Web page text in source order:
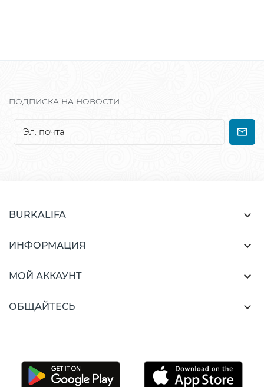
ПОДПИСКА НА НОВОСТИ
BURKALIFA 
ИНФОРМАЦИЯ 
МОЙ АККАУНТ 
ОБЩАЙТЕСЬ 